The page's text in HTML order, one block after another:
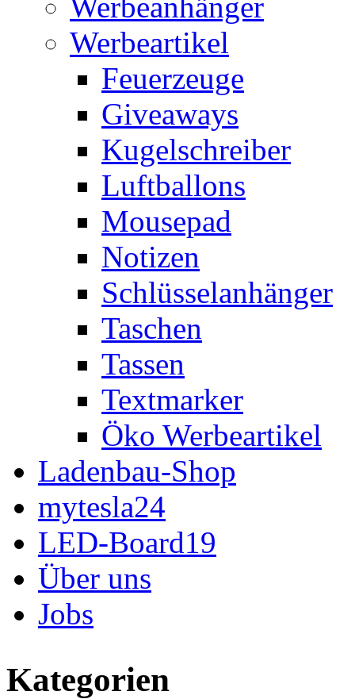
Werbeartikel
Feuerzeuge
Giveaways
Kugelschreiber
Luftballons
Mousepad
Notizen
Schlüsselanhänger
Taschen
Tassen
Textmarker
Öko Werbeartikel
Ladenbau-Shop
mytesla24
LED-Board19
Über uns
Jobs
Kategorien